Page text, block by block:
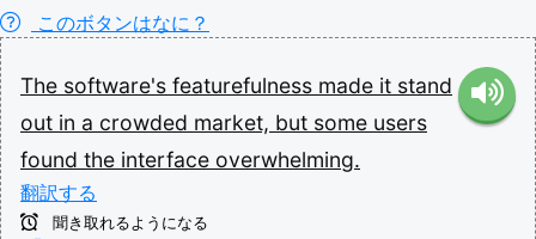
このボタンはなに？
The software's featurefulness made it stand
out in a crowded market, but some users
found the interface overwhelming.
翻訳する
聞き取れるようになる